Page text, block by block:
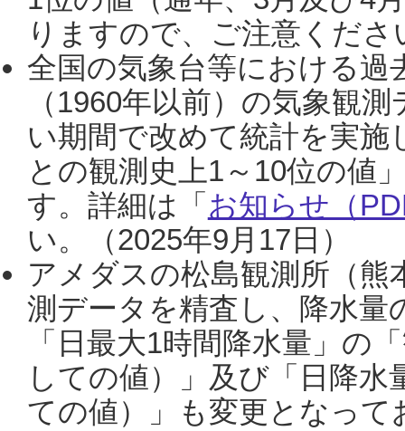
りますので、ご注意くだ
全国の気象台等における過
（1960年以前）の気象観
い期間で改めて統計を実
との観測史上1～10位の値
す。詳細は「 お知らせ（
い。（2025年9月17日）
アメダスの松島観測所（熊
測データを精査し、降水
「日最大1時間降水量」の
しての値）」及び「日降
ての値）」も変更となっ